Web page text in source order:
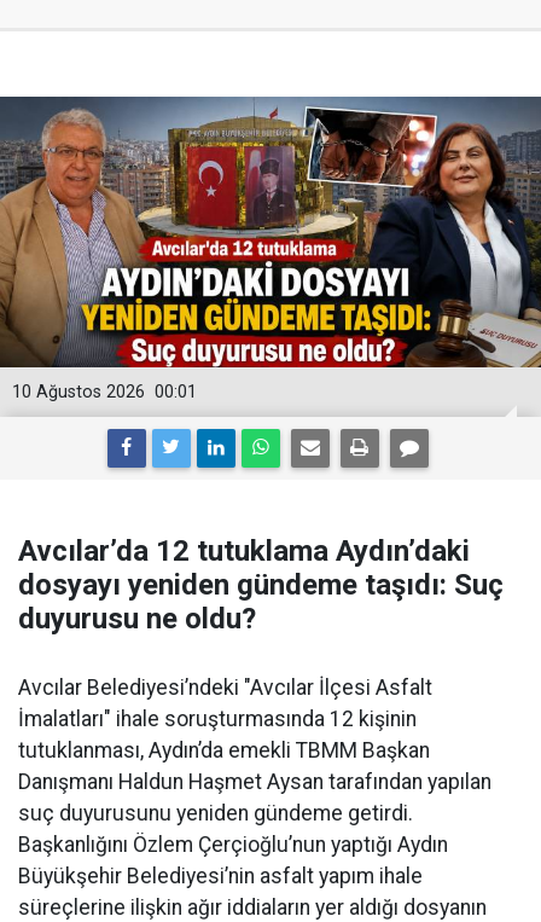
00:01
10 Ağustos 2026
Avcılar’da 12 tutuklama Aydın’daki
dosyayı yeniden gündeme taşıdı: Suç
duyurusu ne oldu?
Avcılar Belediyesi’ndeki "Avcılar İlçesi Asfalt
İmalatları" ihale soruşturmasında 12 kişinin
tutuklanması, Aydın’da emekli TBMM Başkan
Danışmanı Haldun Haşmet Aysan tarafından yapılan
suç duyurusunu yeniden gündeme getirdi.
Başkanlığını Özlem Çerçioğlu’nun yaptığı Aydın
Büyükşehir Belediyesi’nin asfalt yapım ihale
süreçlerine ilişkin ağır iddiaların yer aldığı dosyanın